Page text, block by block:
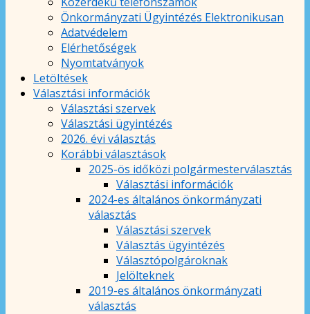
Önkormányzati Ügyintézés Elektronikusan
Adatvédelem
Elérhetőségek
Nyomtatványok
Letöltések
Választási információk
Választási szervek
Választási ügyintézés
2026. évi választás
Korábbi választások
2025-ös időközi polgármesterválasztás
Választási információk
2024-es általános önkormányzati
választás
Választási szervek
Választás ügyintézés
Választópolgároknak
Jelölteknek
2019-es általános önkormányzati
választás